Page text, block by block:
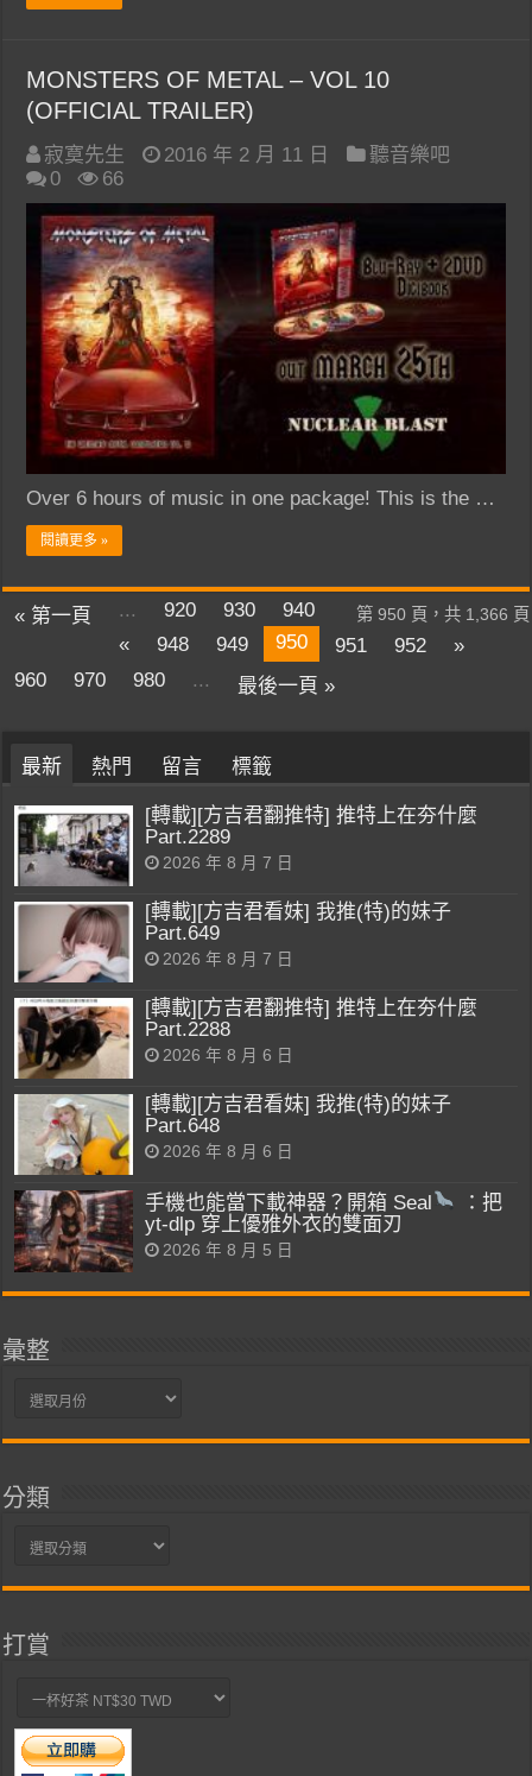
MONSTERS OF METAL – VOL 10
(OFFICIAL TRAILER)
寂寞先生 2016 年 2 月 11 日
聽音樂吧
0
66
Over 6 hours of music in one package! This is the …
閱讀更多 »
第 950 頁，共 1,366 頁
« 第一頁 ... 920 930
940
«
948 949 950 951 952
»
960
970 980 ... 最後一頁 »
最新 熱門 留言 標籤
[轉載][方吉君翻推特] 推特上在夯什麼
Part.2289
2026 年 8 月 7 日
[轉載][方吉君看妹] 我推(特)的妹子
Part.649
2026 年 8 月 7 日
[轉載][方吉君翻推特] 推特上在夯什麼
Part.2288
2026 年 8 月 6 日
[轉載][方吉君看妹] 我推(特)的妹子
Part.648
2026 年 8 月 6 日
手機也能當下載神器？開箱 Seal
：把
yt-dlp 穿上優雅外衣的雙面刃
2026 年 8 月 5 日
彙整
彙
分類
分
打賞